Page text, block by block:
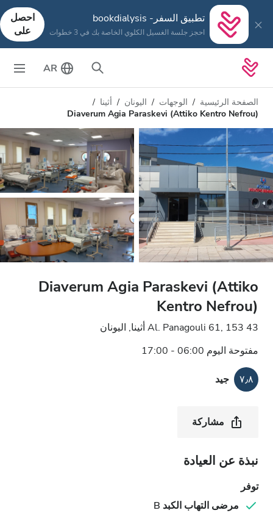
تطبيق السفر- bookdialysis
احجز جلسة الغسيل الكلوي الخاصة بك في 3 خطوات
احصل
على
AR
الصفحة الرئيسية الوجهات اليونان
أثينا
Diaverum Agia Paraskevi (Attiko Kentro Nefrou)
Diaverum Agia Paraskevi (Attiko
Kentro Nefrou)
Al. Panagouli 61, 153 43 أثينا, اليونان
مفتوحة اليوم 06:00 - 17:00
٧٫٨ جيد
مشاركة
نبذة عن العيادة
توفر
مرضى التهاب الكبد B